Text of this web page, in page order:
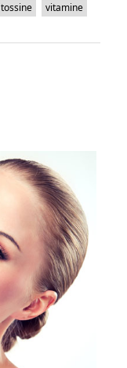
tossine vitamine